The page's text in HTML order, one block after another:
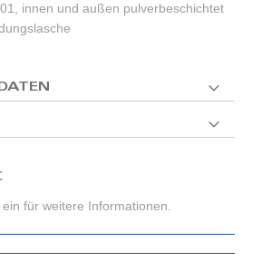
für weitere Informationen.
innen und außen pulverbeschichtet